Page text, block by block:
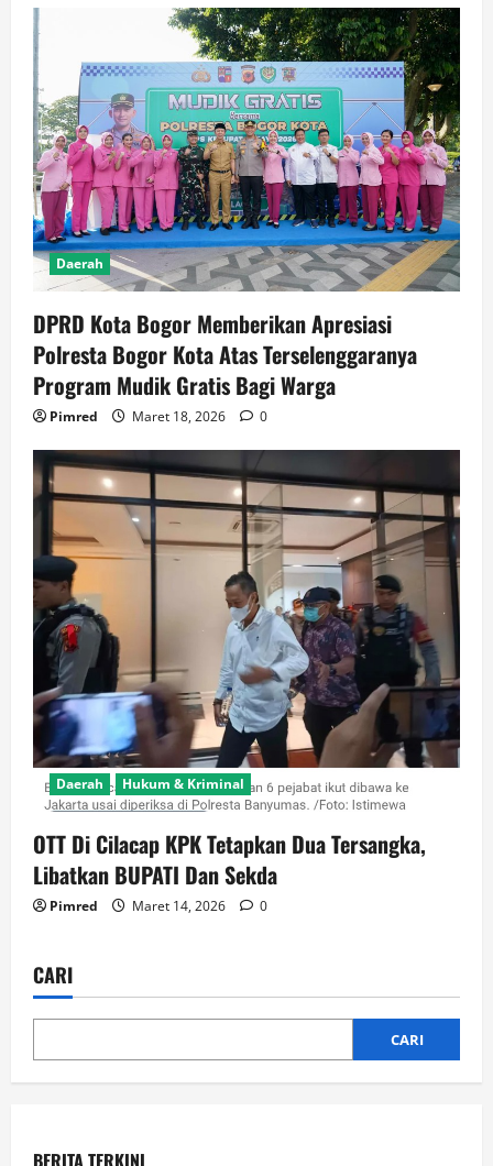
Daerah
DPRD Kota Bogor Memberikan Apresiasi
Polresta Bogor Kota Atas Terselenggaranya
Program Mudik Gratis Bagi Warga
Pimred Maret 18, 2026 0
Daerah Hukum & Kriminal
OTT Di Cilacap KPK Tetapkan Dua Tersangka,
Libatkan BUPATI Dan Sekda
Pimred Maret 14, 2026 0
CARI
CARI